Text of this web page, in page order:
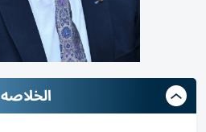
الخلاصه